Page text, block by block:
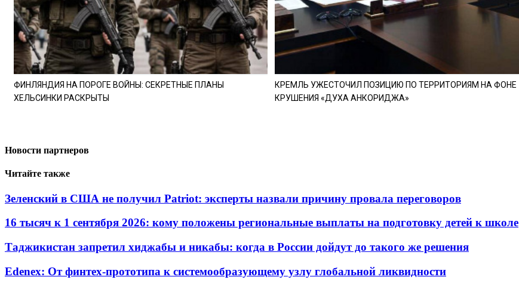
ФИНЛЯНДИЯ НА ПОРОГЕ ВОЙНЫ: СЕКРЕТНЫЕ ПЛАНЫ
ХЕЛЬСИНКИ РАСКРЫТЫ
КРЕМЛЬ УЖЕСТОЧИЛ ПОЗИЦИЮ ПО ТЕРРИТОРИЯМ НА ФОНЕ
КРУШЕНИЯ «ДУХА АНКОРИДЖА»
Новости партнеров
Читайте также
Зеленский в США не получил Patriot: эксперты назвали причину провала переговоров
16 тысяч к 1 сентября 2026: кому положены региональные выплаты на подготовку детей к школе
Таджикистан запретил хиджабы и никабы: когда в России дойдут до такого же решения
Edenex: От финтех-прототипа к системообразующему узлу глобальной ликвидности